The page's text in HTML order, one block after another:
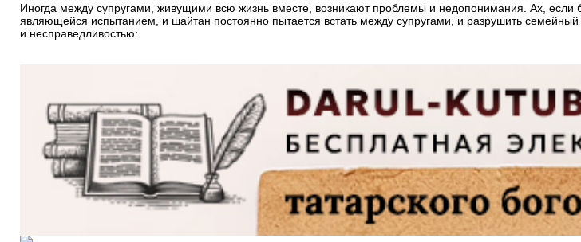
Иногда между супругами, живущими всю жизнь вместе, возникают проблемы и недопонимания. Ах,
являющейся испытанием, и шайтан постоянно пытается встать между супругами, и разрушить
и несправедливостью: